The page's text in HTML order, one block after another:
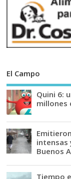
El Campo
Quini 6:
millones
intensas
Buenos
Tiempo